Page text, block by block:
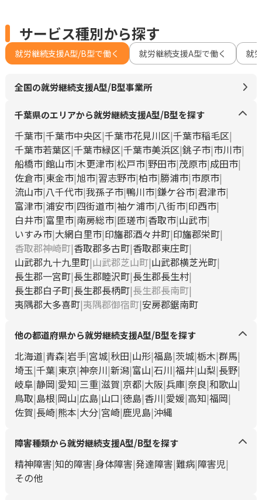
サービス種別から探す
就労継続支援A型/B型で働く 就労継続支援A型で働く 就
全国の就労継続支援A型/B型事業所
千葉県のエリアから就労継続支援A型/B型を探す
千葉市 千葉市中央区 千葉市花見川区 千葉市稲毛区
千葉市若葉区 千葉市緑区 千葉市美浜区 銚子市 市川市
船橋市 館山市 木更津市 松戸市 野田市 茂原市 成田市
佐倉市 東金市 旭市 習志野市 柏市 勝浦市 市原市
流山市 八千代市 我孫子市 鴨川市 鎌ケ谷市 君津市
富津市 浦安市 四街道市 袖ケ浦市 八街市 印西市
白井市 富里市 南房総市 匝瑳市 香取市 山武市
いすみ市 大網白里市 印旛郡酒々井町 印旛郡栄町
香取郡神崎町 香取郡多古町 香取郡東庄町
山武郡九十九里町 山武郡芝山町 山武郡横芝光町
長生郡一宮町 長生郡睦沢町 長生郡長生村
長生郡白子町 長生郡長柄町 長生郡長南町
夷隅郡大多喜町 夷隅郡御宿町 安房郡鋸南町
他の都道府県から就労継続支援A型/B型を探す
北海道 青森 岩手 宮城 秋田 山形 福島 茨城 栃木 群馬
埼玉 千葉 東京 神奈川 新潟 富山 石川 福井 山梨 長野
岐阜 静岡 愛知 三重 滋賀 京都 大阪 兵庫 奈良 和歌山
鳥取 島根 岡山 広島 山口 徳島 香川 愛媛 高知 福岡
佐賀 長崎 熊本 大分 宮崎 鹿児島 沖縄
障害種類から就労継続支援A型/B型を探す
精神障害 知的障害 身体障害 発達障害 難病 障害児
その他